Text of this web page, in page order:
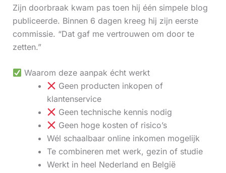
Zijn doorbraak kwam pas toen hij één simpele blog
publiceerde. Binnen 6 dagen kreeg hij zijn eerste
commissie. “Dat gaf me vertrouwen om door te
zetten.”
Waarom deze aanpak écht werkt
Geen producten inkopen of
klantenservice
Geen technische kennis nodig
Geen hoge kosten of risico’s
Wél schaalbaar online inkomen mogelijk
Te combineren met werk, gezin of studie
Werkt in heel Nederland en België